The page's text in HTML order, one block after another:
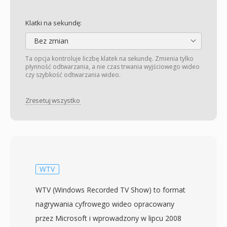
Klatki na sekundę:
Bez zmian
Ta opcja kontroluje liczbę klatek na sekundę. Zmienia tylko
płynność odtwarzania, a nie czas trwania wyjściowego wideo
czy szybkość odtwarzania wideo.
Zresetuj wszystko
WTV
WTV (Windows Recorded TV Show) to format
nagrywania cyfrowego wideo opracowany
przez Microsoft i wprowadzony w lipcu 2008